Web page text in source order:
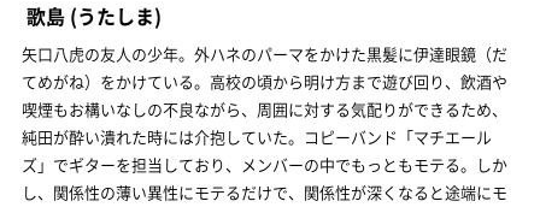
歌島 (うたしま)
矢口八虎の友人の少年。外ハネのパーマをかけた黒髪に伊達眼鏡（だ
てめがね）をかけている。高校の頃から明け方まで遊び回り、飲酒や
喫煙もお構いなしの不良ながら、周囲に対する気配りができるため、
純田が酔い潰れた時には介抱していた。コピーバンド「マチエール
ズ」でギターを担当しており、メンバーの中でもっともモテる。しか
し、関係性の薄い異性にモテるだけで、関係性が深くなると途端にモ